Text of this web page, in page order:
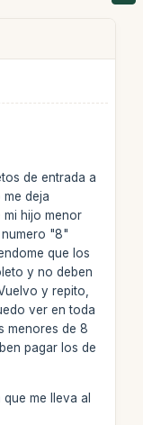
de entrada a
deja
mi hijo menor
"8"
que los
y no deben
y repito,
ver en toda
menores de 8
pagar los de
me lleva al